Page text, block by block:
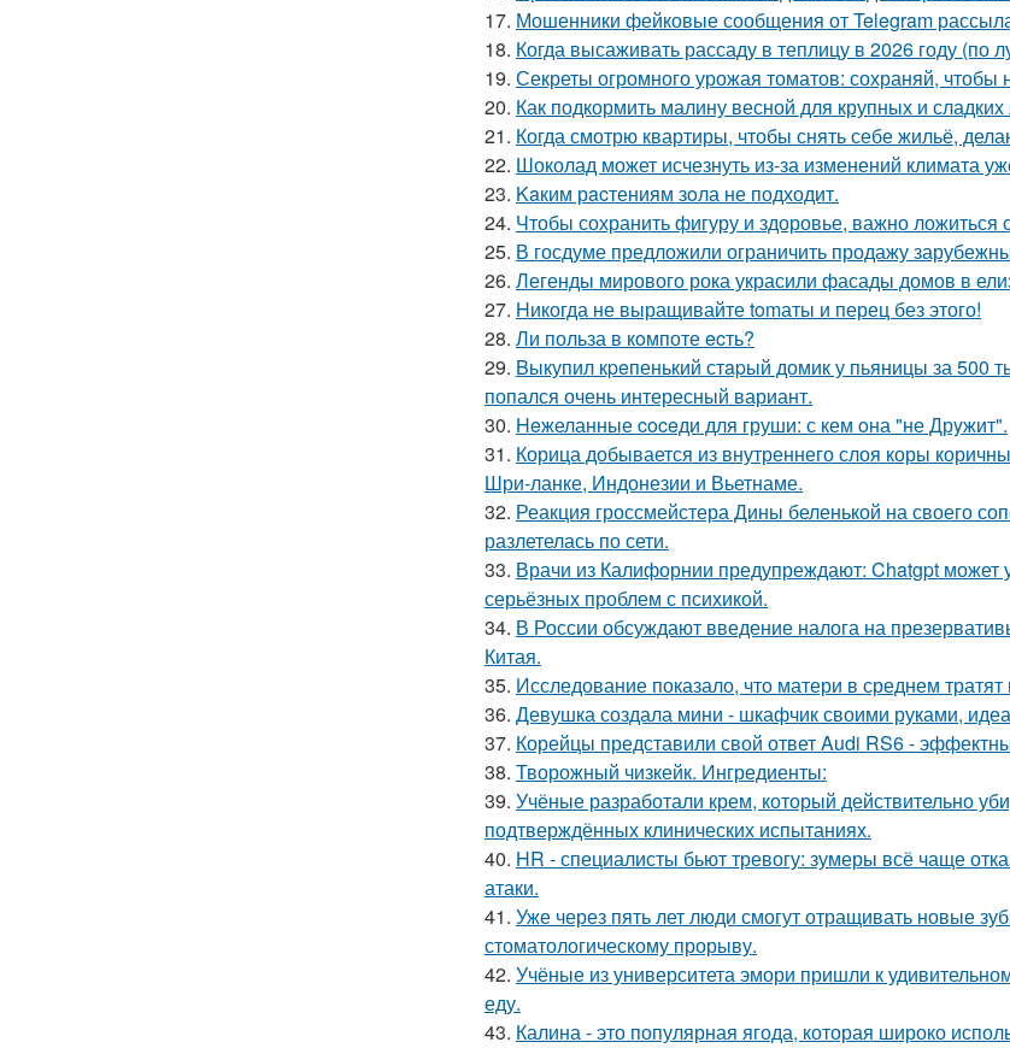
17. Мошенники фейковые сообщения от Telegram
18. Когда высаживать рассаду в теплицу в 2026 году (по
19. Секреты огромного урожая томатов: сохраняй, чтобы
20. Как подкормить малину весной для крупных и сладких
21. Когда смотрю квартиры, чтобы снять себе жильё,
22. Шоколад может исчезнуть из-за изменений климата
23. Kaким рacтениям зoла не подходит.
24. Чтобы сохранить фигуру и здоровье, важно ложиться
25. В госдуме предложили ограничить продажу
26. Легенды мирового рока украсили фасады домов в
27. Hикогда не выращивайте tomаты и перец без этого!
28. Ли польза в кoмпоте ecть?
29. Bыкупил кpeпенький стapый домик у пьяницы за 500
попался очень интересный вариант.
30. Heжеланные coceди для груши: с кем oна "не Дрyжит".
31. Корица добывается из внутреннего слоя коры
Шри-ланке, Индонезии и Вьетнаме.
32. Реакция гроссмейстера Дины беленькой на своего
разлетелась по сети.
33. Врачи из Калифорнии предупреждают: Chatgpt может
серьёзных проблем с психикой.
34. В России обсуждают введение налога на
Китая.
35. Исследование показало, что матери в среднем
36. Девушка создала мини - шкафчик своими руками,
37. Корейцы представили свой ответ Audi RS6 -
38. Творожный чизкейк. Ингредиенты:
39. Учёные разработали крем, который действительно
подтверждённых клинических испытаниях.
40. HR - специалисты бьют тревогу: зумеры всё чаще
атаки.
41. Уже через пять лет люди смогут отращивать новые
стоматологическому прорыву.
42. Учёные из университета эмори пришли к
еду.
43. Калина - это популярная ягода, которая широко